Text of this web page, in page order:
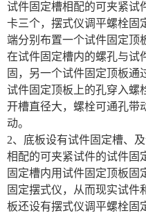
试件固定槽相配的可夹紧试
卡三个，摆式仪调平螺栓固
端分别布置一个试件固定顶
在试件固定槽内的螺孔与试
固，另一个试件固定顶板通
试件固定顶板上的孔穿入螺
开槽直径大，螺栓可通孔带
动。
2、底板设有试件固定槽、
相配的可夹紧试件的试件固
固定槽内用试件固定顶板固
固定摆式仪，从而现实试件
板还设有摆式仪调平螺栓固